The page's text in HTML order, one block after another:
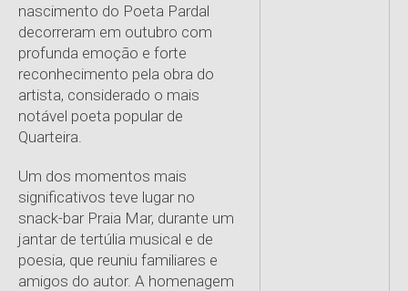
nascimento do Poeta Pardal
decorreram em outubro com
profunda emoção e forte
reconhecimento pela obra do
artista, considerado o mais
notável poeta popular de
Quarteira.
Um dos momentos mais
significativos teve lugar no
snack-bar Praia Mar, durante um
jantar de tertúlia musical e de
poesia, que reuniu familiares e
amigos do autor. A homenagem